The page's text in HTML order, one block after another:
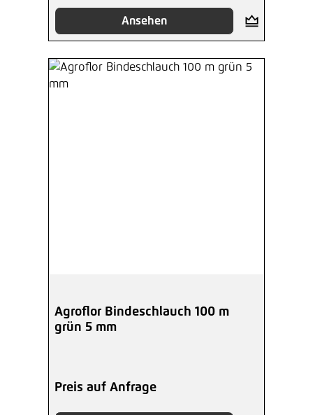
Ansehen
Agroflor Bindeschlauch 100 m
grün 5 mm
Preis auf Anfrage